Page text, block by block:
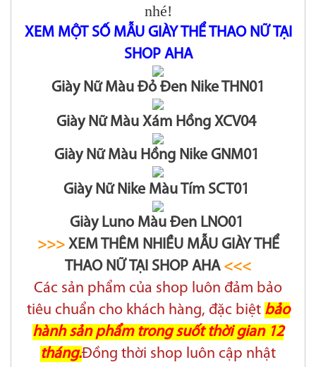
nhé!
XEM MỘT SỐ MẪU GIÀY THỂ THAO NỮ TẠI
SHOP AHA
Giày Nữ Màu Đỏ Đen Nike THN01
Giày Nữ Màu Xám Hồng XCV04
Giày Nữ Màu Hồng Nike GNM01
Giày Nữ Nike Màu Tím SCT01
Giày Luno Màu Đen LNO01
>>> XEM THÊM NHIỀU MẪU GIÀY THỂ
THAO NỮ TẠI SHOP AHA<<<
Các sản phẩm của shop luôn đảm bảo
tiêu chuẩn cho khách hàng, đặc biệt bảo
hành sản phẩm trong suốt thời gian 12
tháng.Đồng thời shop luôn cập nhật